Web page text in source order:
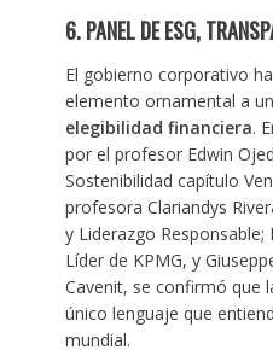
6. PANEL DE ESG,
El gobierno corporativo
elemento ornamental a
elegibilidad financiera.
por el profesor Edwin
Sostenibilidad capítulo
profesora Clariandys
y Liderazgo Responsable;
Líder de KPMG, y
Cavenit, se confirmó que
único lenguaje que
mundial.